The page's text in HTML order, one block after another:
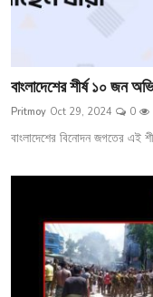
বাংলাদেশের শীর্ষ ১০ জন
Pritmoy Oct 29, 2024 0
বাংলাদেশের বিনোদন জগতের এই